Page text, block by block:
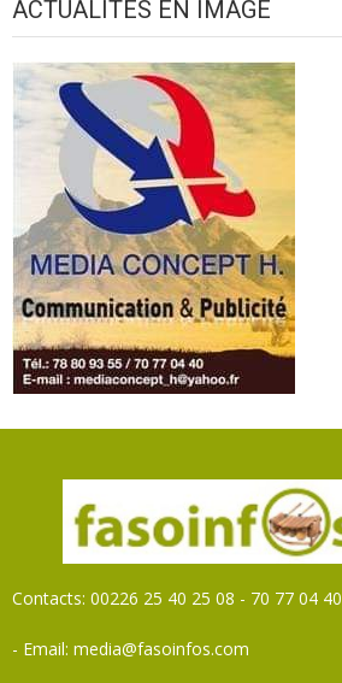
ACTUALITES EN IMAGE
Contacts: 00226 25 40 25 08 - 70 77 04 40
- Email: media@fasoinfos.com